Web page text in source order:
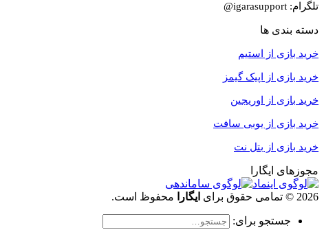
تلگرام: igarasupport@
دسته بندی ها
خرید بازی از استیم
خرید بازی از اپیک گیمز
خرید بازی از اوریجین
خرید بازی از یوبی سافت
خرید بازی از بتل نت
مجوزهای ایگارا
2026 © تمامی حقوق برای ایگارا محفوظ است.
جستجو برای: